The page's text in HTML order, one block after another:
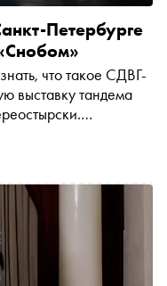
Петербурге
что такое СДВГ-
выставку тандема